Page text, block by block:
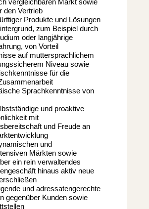
vergleichbaren Markt sowie
den Vertrieb
Produkte und Lösungen
zum Beispiel durch
oder langjährige
von Vorteil
auf muttersprachlichem
Niveau sowie
für die
Sprachkenntnisse von
und proaktive
mit
und Freude an
und
Märkten sowie
ein rein verwaltendes
hinaus aktiv neue
und adressatengerechte
gegenüber Kunden sowie